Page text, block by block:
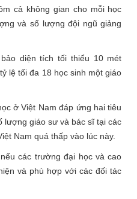
cả không gian cho mỗi học
và số lượng đội ngũ giảng
diện tích tối thiểu 10 mét
lệ tối đa 18 học sinh một giáo
ở Việt Nam đáp ứng hai tiêu
lượng giáo sư và bác sĩ tại các
Nam quá thấp vào lúc này.
các trường đại học và cao
và phù hợp với các đối tác